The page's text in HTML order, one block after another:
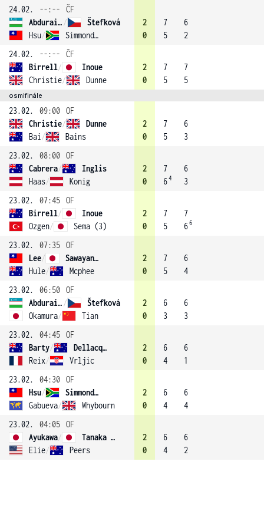
24.02.
--:--
ČF
Abduraimova /
Štefková
Hsu/ Simmonds (2)
2
0
7
5
6
2
24.02.
--:--
ČF
Birrell/
Inoue
Christie/ Dunne
2
0
7
5
7
5
osmifinále
23.02. 09:00 OF
Christie/
Dunne
Bai / Bains
2
0
7
5
6
3
23.02.
08:00 OF
Cabrera/
Inglis
Haas/ Konig
2
0
7
64
6
3
23.02.
07:45 OF
Birrell/
Inoue
Ozgen/ Sema (3)
2
0
7
5
7
66
23.02. 07:35 OF
Lee/
Sawayanagi (1)
Hule/ Mcphee
2
0
7
5
6
4
23.02.
06:50 OF
Abduraimova /
Štefková
Okamura/ Tian
2
0
6
3
6
3
23.02.
04:45 OF
Barty/
Dellacqua
Reix/ Vrljic
2
0
6
4
6
1
23.02.
04:30 OF
Hsu/
Simmonds (2)
Gabueva/ Whybourn
2
0
6
4
6
4
23.02.
04:05 OF
Ayukawa/
Tanaka (4)
Elie/ Peers
2
0
6
4
6
2